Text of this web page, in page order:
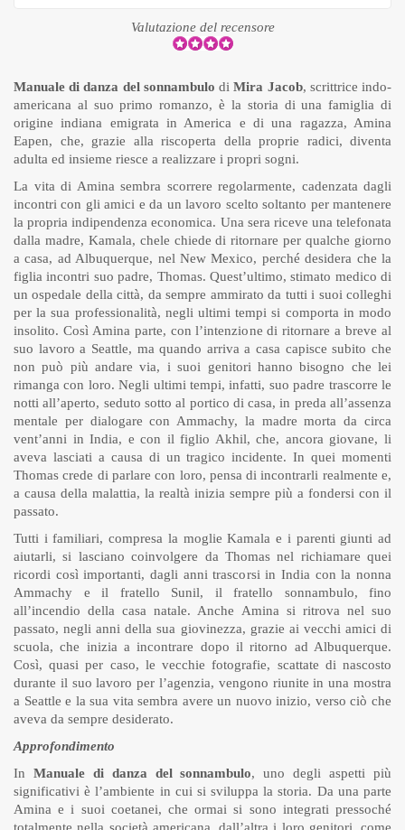
Valutazione del recensore
Manuale di danza del sonnambulo diMira Jacob, scrittrice indo-
americana al suo primo romanzo, è la storia di una famiglia di
origine indiana emigrata in America e di una ragazza, Amina
Eapen, che, grazie alla riscoperta della proprie radici, diventa
adulta ed insieme riesce a realizzare i propri sogni.
La vita di Amina sembra scorrere regolarmente, cadenzata dagli
incontri con gli amici e da un lavoro scelto soltanto per mantenere
la propria indipendenza economica. Una sera riceve una telefonata
dalla madre, Kamala, chele chiede di ritornare per qualche giorno
a casa, ad Albuquerque, nel New Mexico, perché desidera che la
figlia incontri suo padre, Thomas. Quest’ultimo, stimato medico di
un ospedale della città, da sempre ammirato da tutti i suoi colleghi
per la sua professionalità, negli ultimi tempi si comporta in modo
insolito. Così Amina parte, con l’intenzione di ritornare a breve al
suo lavoro a Seattle, ma quando arriva a casa capisce subito che
non può più andare via, i suoi genitori hanno bisogno che lei
rimanga con loro. Negli ultimi tempi, infatti, suo padre trascorre le
notti all’aperto, seduto sotto al portico di casa, in preda all’assenza
mentale per dialogare con Ammachy, la madre morta da circa
vent’anni in India, e con il figlio Akhil, che, ancora giovane, li
aveva lasciati a causa di un tragico incidente. In quei momenti
Thomas crede di parlare con loro, pensa di incontrarli realmente e,
a causa della malattia, la realtà inizia sempre più a fondersi con il
passato.
Tutti i familiari, compresa la moglie Kamala e i parenti giunti ad
aiutarli, si lasciano coinvolgere da Thomas nel richiamare quei
ricordi così importanti, dagli anni trascorsi in India con la nonna
Ammachy e il fratello Sunil, il fratello sonnambulo, fino
all’incendio della casa natale. Anche Amina si ritrova nel suo
passato, negli anni della sua giovinezza, grazie ai vecchi amici di
scuola, che inizia a incontrare dopo il ritorno ad Albuquerque.
Così, quasi per caso, le vecchie fotografie, scattate di nascosto
durante il suo lavoro per l’agenzia, vengono riunite in una mostra
a Seattle e la sua vita sembra avere un nuovo inizio, verso ciò che
aveva da sempre desiderato.
Approfondimento
In Manuale di danza del sonnambulo, uno degli aspetti più
significativi è l’ambiente in cui si sviluppa la storia. Da una parte
Amina e i suoi coetanei, che ormai si sono integrati pressoché